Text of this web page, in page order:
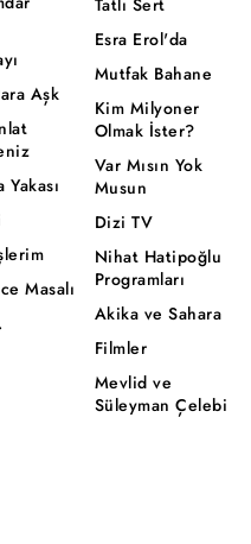
Aşk
Yakası
Masalı
Esra Erol'da
Mutfak Bahane
Kim Milyoner
Olmak İster?
Var Mısın Yok
Musun
Dizi TV
Nihat Hatipoğlu
Programları
Akika ve Sahara
Filmler
Mevlid ve
Süleyman Çelebi